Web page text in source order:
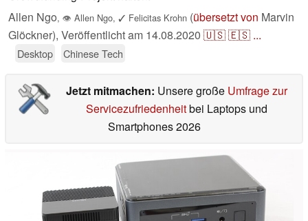
Allen Ngo, 👁 Allen Ngo, ✓ Felicitas Krohn (übersetzt von Marvin
Glöckner), Veröffentlicht am 14.08.2020 🇺🇸🇪🇸 ...
Desktop Chinese Tech
Jetzt mitmachen: Unsere große Umfrage zur
Servicezufriedenheitbei Laptops und
Smartphones 2026